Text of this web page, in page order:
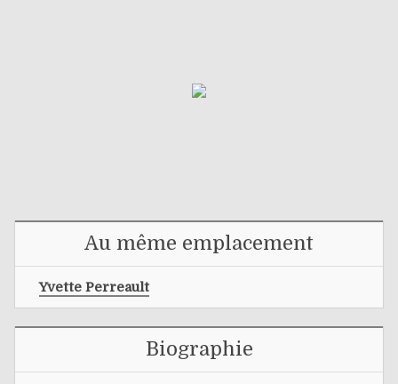
Au même emplacement
Yvette Perreault
Biographie